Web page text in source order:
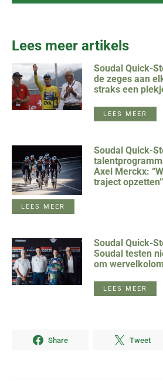
Lees meer artikels
Soudal Quick-
de zeges aan
straks een
LEES MEER
Soudal Quick-
Axel Merckx:
traject opzetten”
LEES MEER
Soudal Quick-
Soudal testen
om
LEES MEER
Share Tweet